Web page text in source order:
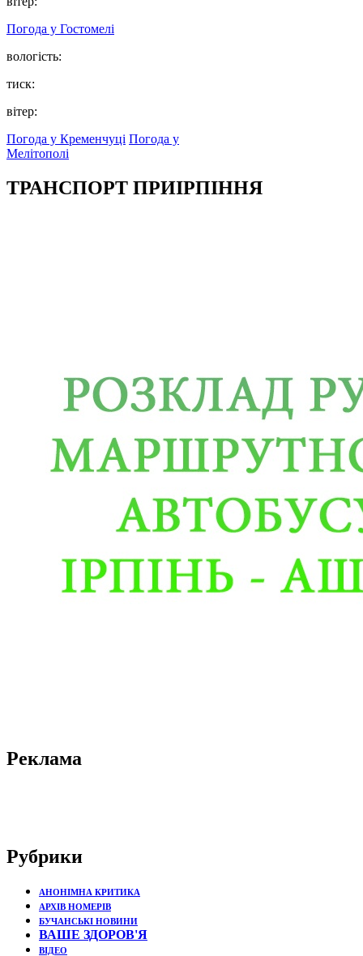
Погода у Гостомелі
вологість:
тиск:
вітер:
Погода у Кременчуці Погода у
Мелітополі
ТРАНСПОРТ ПРИІРПІННЯ
Реклама
Рубрики
АНОНІМНА КРИТИКА
АРХІВ НОМЕРІВ
БУЧАНСЬКІ НОВИНИ
ВАШЕ ЗДОРОВ'Я
ВІДЕО